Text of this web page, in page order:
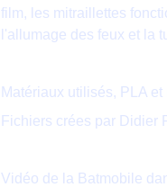
film, les mitraillettes
l'allumage des feux et la
Matériaux utilisés, PLA et
Fichiers crées par Didier
Vidéo de la Batmobile